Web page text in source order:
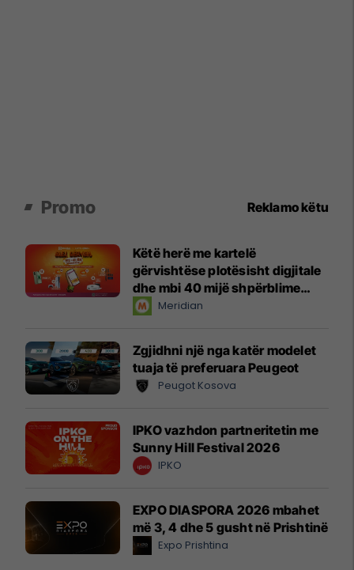
Promo Reklamo këtu
Këtë herë me kartelë
gërvishtëse plotësisht digjitale
dhe mbi 40 mijë shpërblime
instant!Meridian
Zgjidhni një nga katër modelet
tuaja të preferuara Peugeot
Peugot Kosova
IPKO vazhdon partneritetin me
Sunny Hill Festival 2026
IPKO
EXPO DIASPORA 2026 mbahet
më 3, 4 dhe 5 gusht në Prishtinë
Expo Prishtina